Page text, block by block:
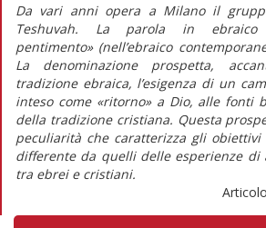
Da vari anni opera a Milano il
Teshuvah. La parola in ebraico
pentimento» (nell’ebraico
La denominazione prospetta,
tradizione ebraica, l’esigenza di un
inteso come «ritorno» a Dio, alle fonti
della tradizione cristiana. Questa
peculiarità che caratterizza gli
differente da quelli delle esperienze di
tra ebrei e cristiani.